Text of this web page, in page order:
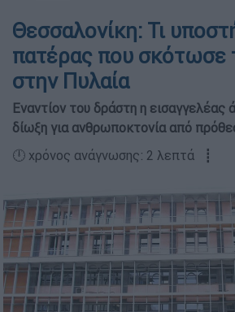
Θεσσαλονίκη: Τι
πατέρας που σκότωσε
στην Πυλαία
Εναντίον του δράστη η εισαγγελέας
δίωξη για ανθρωποκτονία από
🕛 χρόνος ανάγνωσης: 2 λεπτά ┋